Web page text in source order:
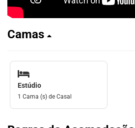
Camas
Estúdio
1 Cama (s) de Casal